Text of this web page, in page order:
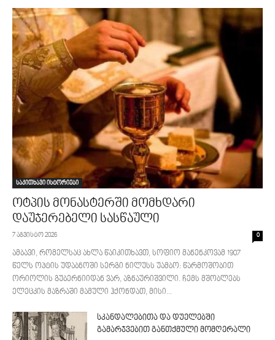
საკითხავი ისტორიები
ოტპის მონასტერში მომხდარი
დაუჯერებელი სასწაული
7 აგვისტო 2026 0
ამბავი, რომელსაც ახლა წაიკითხავთ, სოფიო მანენკოვამ 1907
წელს ოპტის უდაბნოში სერგი ნილუსს უამბო: წარმოშობით
ორიოლის გუბერნიიდან ვარ, აზნაურიშვილი. ჩემს მშობლებს
ელეცკის მაზრაში მამული ჰქონდათ, მისი...
სკანდალებითა და დუელებში
გამარჯვებით განთქმული მომღერალი